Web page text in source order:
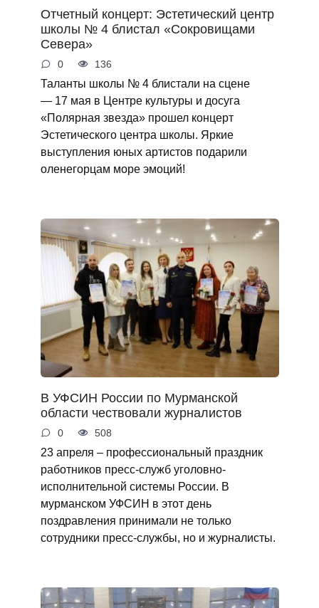
Отчетный концерт: Эстетический центр
школы № 4 блистал «Сокровищами
Севера»
0 136
Таланты школы № 4 блистали на сцене
— 17 мая в Центре культуры и досуга
«Полярная звезда» прошел концерт
Эстетического центра школы. Яркие
выступления юных артистов подарили
оленегорцам море эмоций!
В УФСИН России по Мурманской
области чествовали журналистов
0 508
23 апреля – профессиональный праздник
работников пресс-служб уголовно-
исполнительной системы России. В
мурманском УФСИН в этот день
поздравления принимали не только
сотрудники пресс-службы, но и журналисты.